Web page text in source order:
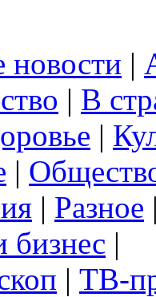
новости |
| В
|
|
| Разное
бизнес |
| ТВ-